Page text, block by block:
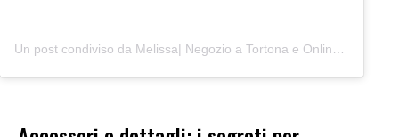
Un post condiviso da Melissa| Negozio a Tortona e Online (@junocreativelab)